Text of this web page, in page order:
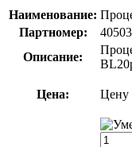
Наименование:
Партномер:
Описание:
Цена: Цену